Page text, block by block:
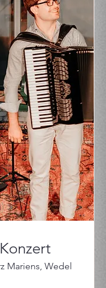
Mariens, Wedel